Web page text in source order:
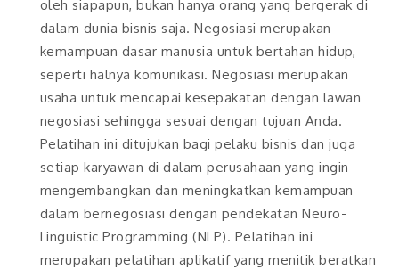
oleh siapapun, bukan hanya orang yang bergerak di
dalam dunia bisnis saja. Negosiasi merupakan
kemampuan dasar manusia untuk bertahan hidup,
seperti halnya komunikasi. Negosiasi merupakan
usaha untuk mencapai kesepakatan dengan lawan
negosiasi sehingga sesuai dengan tujuan Anda.
Pelatihan ini ditujukan bagi pelaku bisnis dan juga
setiap karyawan di dalam perusahaan yang ingin
mengembangkan dan meningkatkan kemampuan
dalam bernegosiasi dengan pendekatan Neuro-
Linguistic Programming (NLP). Pelatihan ini
merupakan pelatihan aplikatif yang menitik beratkan